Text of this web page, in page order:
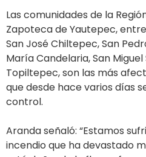
Las comunidades de la
Zapoteca de Yautepec,
San José Chiltepec, San
María Candelaria, San
Topiltepec, son las más
que desde hace varios días
control.
Aranda señaló: “Estamos
incendio que ha devastado